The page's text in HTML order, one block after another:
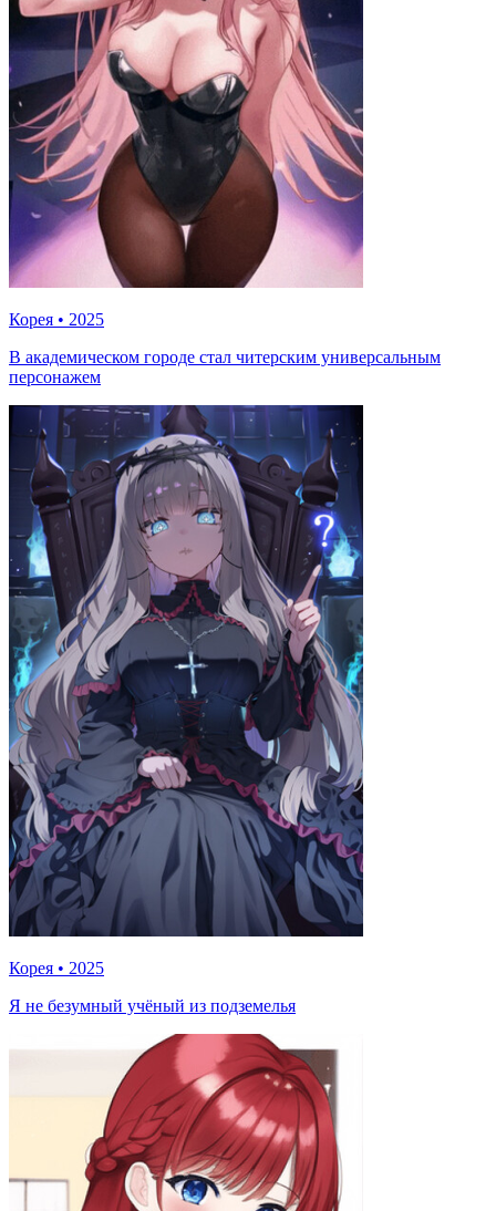
Корея • 2025
В академическом городе стал читерским универсальным
персонажем
Корея • 2025
Я не безумный учёный из подземелья